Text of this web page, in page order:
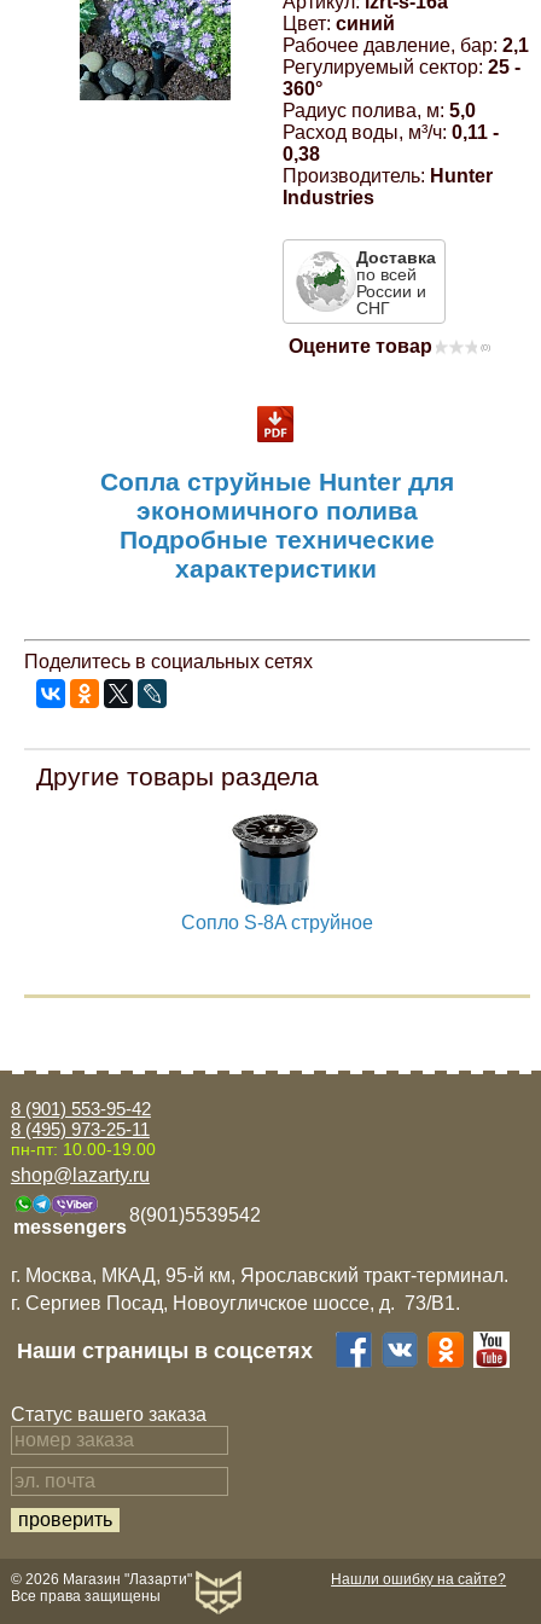
Цвет: синий
Рабочее давление, бар: 2,1
Регулируемый сектор: 25 -
360°
Радиус полива, м: 5,0
Расход воды, м³/ч: 0,11 -
0,38
Производитель: Hunter
Industries
Доставка
по всей
России и
СНГ
Оцените товар (0)
Сопла струйные Hunter для
экономичного полива
Подробные технические
характеристики
Поделитесь в социальных сетях
Другие товары раздела
Сопло S-8A струйное
8 (901) 553-95-42
8 (495) 973-25-11
пн-пт: 10.00-19.00
shop@lazarty.ru
messengers
8(901)5539542
г. Москва, МКАД, 95-й км, Ярославский тракт-терминал.
г. Сергиев Посад, Новоугличское шоссе, д. 73/B1.
Наши страницы в соцсетях
Статус вашего заказа
Нашли ошибку на сайте?
© 2026 Магазин "Лазарти"
Все права защищены
Компрессионные фитинги Poliext
Hyundai
Mercedes-Benz
Opel
Renault
Suzuki
Флуоресцентные краски
Эмали универсальные акриловые
Магнитные панели на холодильник